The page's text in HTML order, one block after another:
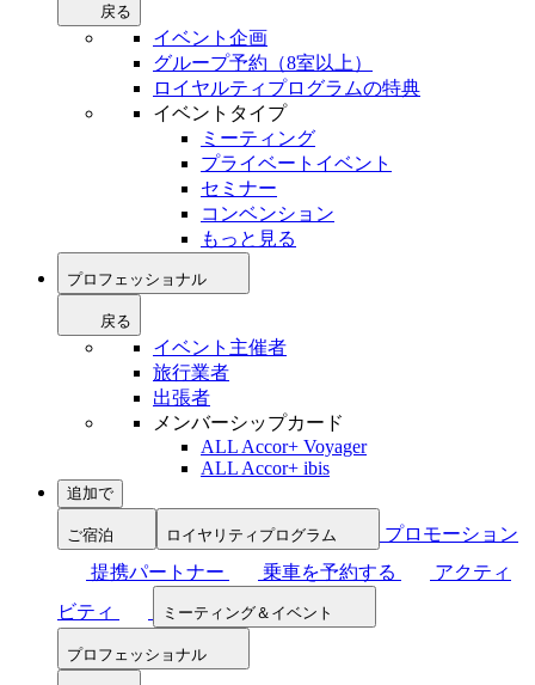
戻る
イベント企画
グループ予約（8室以上）
ロイヤルティプログラムの特典
イベントタイプ
ミーティング
プライベートイベント
セミナー
コンベンション
もっと見る
プロフェッショナル
戻る
イベント主催者
旅行業者
出張者
メンバーシップカード
ALL Accor+ Voyager
ALL Accor+ ibis
追加で
ご宿泊 ロイヤリティプログラム
プロモーション
提携パートナー
乗車を予約する
アクティ
ビティ
ミーティング＆イベント
プロフェッショナル